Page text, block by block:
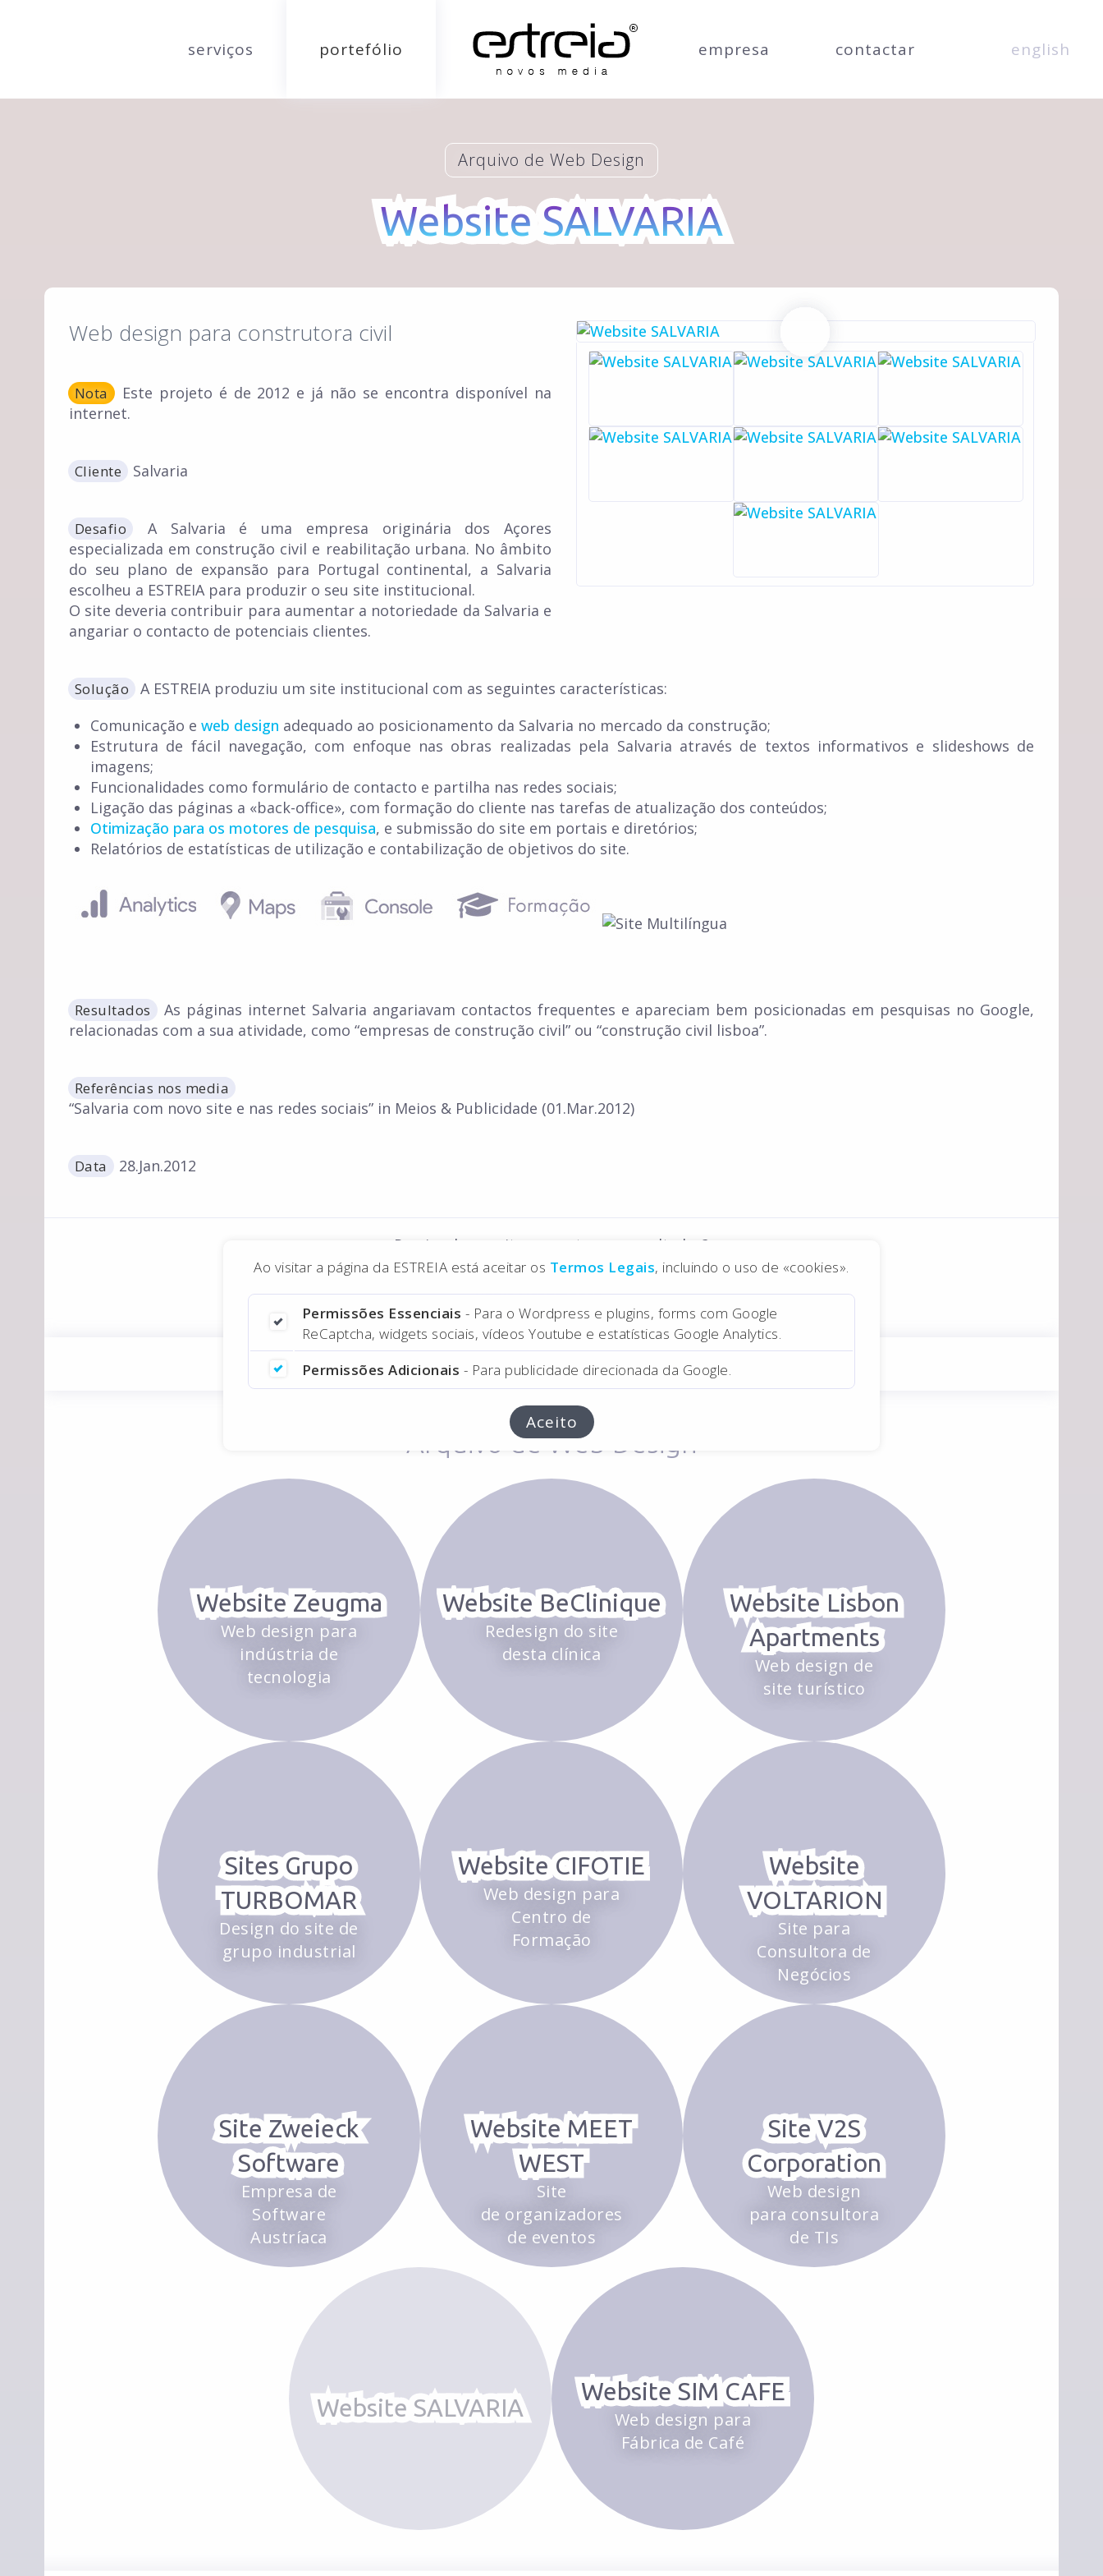
serviços portefólio empresa contactar english
Arquivo de Web Design
Website SALVARIA
Website SALVARIA
Web design para construtora civil
Nota
Este projeto é de 2012 e já não se encontra disponível na
internet.
Cliente Salvaria
Desafio
A Salvaria é uma empresa originária dos Açores
especializada em construção civil e reabilitação urbana. No âmbito
do seu plano de expansão para Portugal continental, a Salvaria
escolheu a ESTREIA para produzir o seu site institucional.
O site deveria contribuir para aumentar a notoriedade da Salvaria e
angariar o contacto de potenciais clientes.
Solução
A ESTREIA produziu um site institucional com as seguintes características:
Comunicação e web design adequado ao posicionamento da Salvaria no mercado da construção;
Estrutura de fácil navegação, com enfoque nas obras realizadas pela Salvaria através de textos informativos e slideshows de
imagens;
Funcionalidades como formulário de contacto e partilha nas redes sociais;
Ligação das páginas a «back-office», com formação do cliente nas tarefas de atualização dos conteúdos;
Otimização para os motores de pesquisa, e submissão do site em portais e diretórios;
Relatórios de estatísticas de utilização e contabilização de objetivos do site.
Resultados
As páginas internet Salvaria angariavam contactos frequentes e apareciam bem posicionadas em pesquisas no Google,
relacionadas com a sua atividade, como “empresas de construção civil” ou “construção civil lisboa”.
Referências nos media
“Salvaria com novo site e nas redes sociais” in Meios & Publicidade (01.Mar.2012)
Data 28.Jan.2012
Precisa de um site que entregue resultados?
Pedir Orçamento
Entrar em Contacto
Arquivo de Web Design
Website Zeugma
Web design para
indústria de
tecnologia
Website BeClinique
Redesign do site
desta clínica
Website Lisbon
Apartments
Web design de
site turístico
Sites Grupo
TURBOMAR
Design do site de
grupo industrial
Website CIFOTIE
Web design para
Centro de
Formação
Website
VOLTARION
Site para
Consultora de
Negócios
Site Zweieck
Software
Empresa de
Software
Austríaca
Website MEET
WEST
Site
de organizadores
de eventos
Site V2S
Corporation
Web design
para consultora
de TIs
Website SALVARIA
Website SIM CAFE
Web design para
Fábrica de Café
Ao visitar a página da ESTREIA está aceitar os Termos Legais, incluindo o uso de «cookies».
Permissões Essenciais - Para o Wordpress e plugins, forms com Google
ReCaptcha, widgets sociais, vídeos Youtube e estatísticas Google Analytics.
Permissões Adicionais - Para publicidade direcionada da Google.
Aceito